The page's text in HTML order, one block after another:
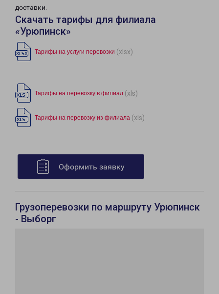
доставки.
Скачать тарифы для филиала
«Урюпинск»
Тарифы на услуги перевозки (xlsx)
Тарифы на перевозку в филиал (xls)
Тарифы на перевозку из филиала (xls)
Оформить заявку
Грузоперевозки по маршруту Урюпинск
- Выборг